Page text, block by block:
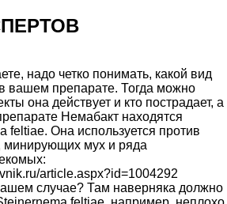
надо четко понимать, какой вид
вашем препарате. Тогда можно
она действует и кто пострадает, а
Немабакт находятся
feltiae. Она используется против
минирующих мух и ряда
article.aspx?id=1004292
случае? Там наверняка должно